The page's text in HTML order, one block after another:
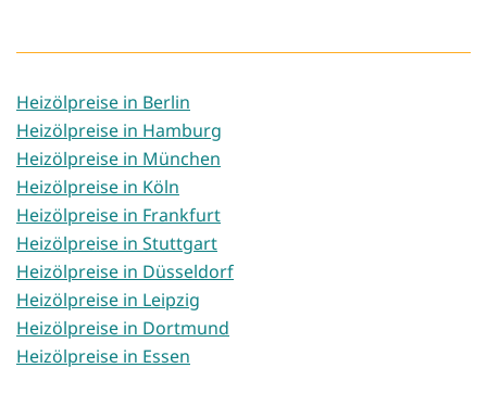
Heizölpreise in Berlin
Heizölpreise in Hamburg
Heizölpreise in München
Heizölpreise in Köln
Heizölpreise in Frankfurt
Heizölpreise in Stuttgart
Heizölpreise in Düsseldorf
Heizölpreise in Leipzig
Heizölpreise in Dortmund
Heizölpreise in Essen